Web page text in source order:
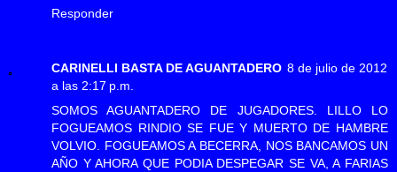
Responder
CARINELLI BASTA DE AGUANTADERO 8 de julio de 2012
a las 2:17 p.m.
SOMOS AGUANTADERO DE JUGADORES. LILLO LO
FOGUEAMOS RINDIO SE FUE Y MUERTO DE HAMBRE
VOLVIO. FOGUEAMOS A BECERRA, NOS BANCAMOS UN
AÑO Y AHORA QUE PODIA DESPEGAR SE VA, A FARIAS